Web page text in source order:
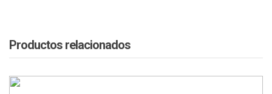
Productos relacionados